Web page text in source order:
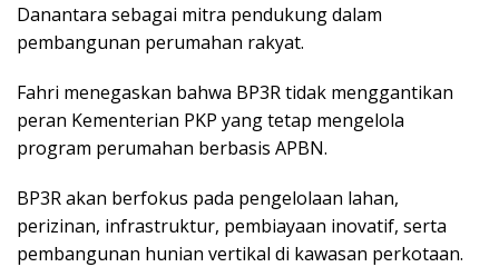
Danantara sebagai mitra pendukung dalam
pembangunan perumahan rakyat.
Fahri menegaskan bahwa BP3R tidak menggantikan
peran Kementerian PKP yang tetap mengelola
program perumahan berbasis APBN.
BP3R akan berfokus pada pengelolaan lahan,
perizinan, infrastruktur, pembiayaan inovatif, serta
pembangunan hunian vertikal di kawasan perkotaan.